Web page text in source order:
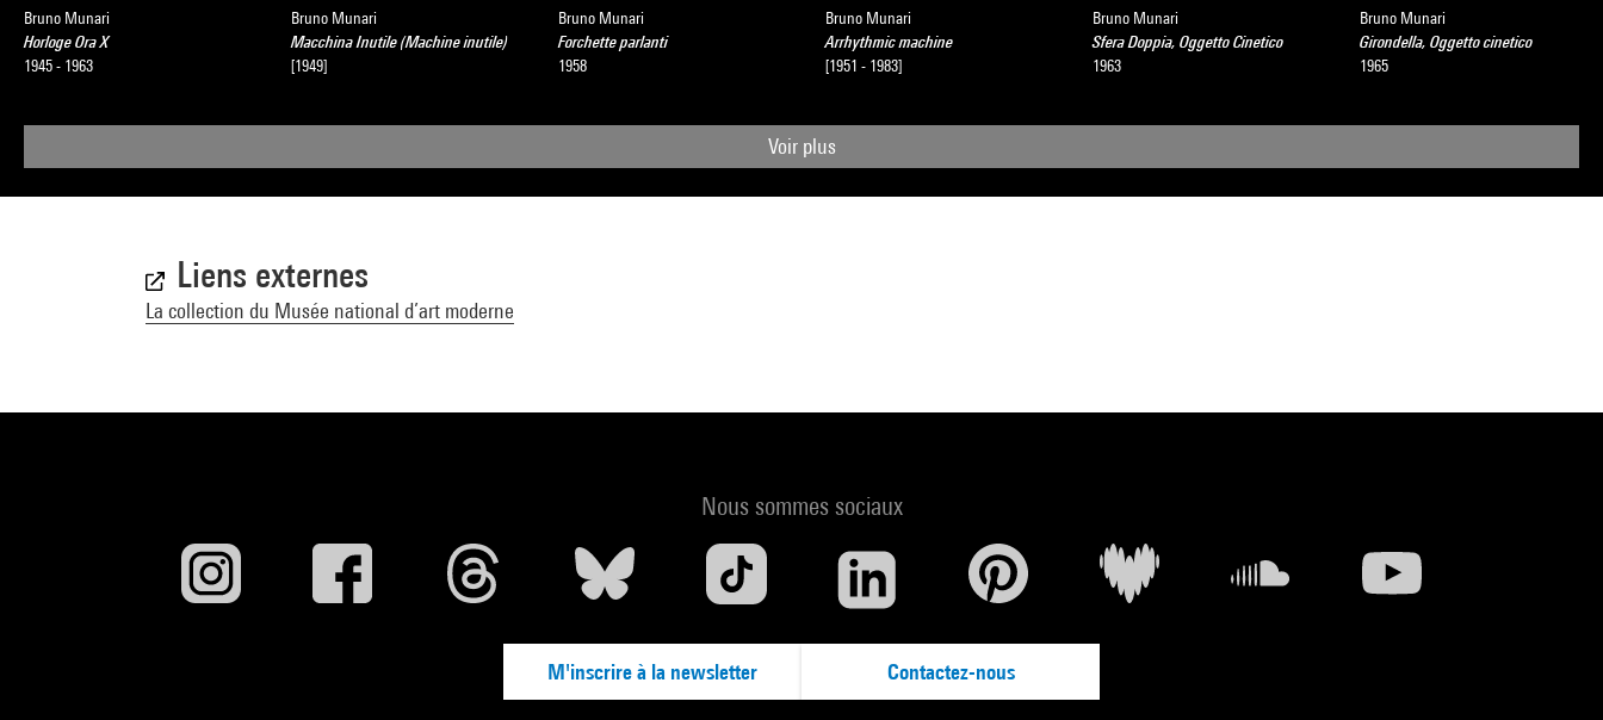
Bruno Munari
Horloge Ora X
1945 - 1963
Bruno Munari
Macchina Inutile (Machine inutile)
[1949]
Bruno Munari
Forchette parlanti
1958
Bruno Munari
Arrhythmic machine
[1951 - 1983]
Bruno Munari
Sfera Doppia, Oggetto Cinetico
1963
Bruno Munari
Girondella, Oggetto cinetico
1965
Voir plus
Liens externes
La collection du Musée national d’art moderne
Nous sommes sociaux
M'inscrire à la newsletter Contactez-nous